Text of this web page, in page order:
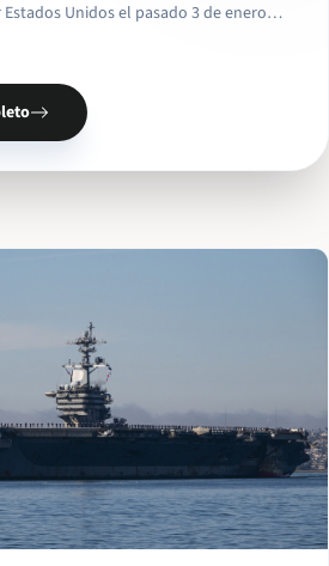
Unidos el pasado 3 de enero